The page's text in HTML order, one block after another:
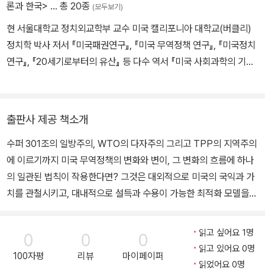
론과 한국> … 총 20종 (모두보기)
현 서울대학교 정치외교학부 교수 미국 캘리포니아 대학교(버클리)
정치학 박사 저서 『미국패권연구』, 『미국 무역정책 연구』, 『미국정치
연구』, 『20세기로부터의 유산』 등 다수 역서 『미국 사회과학의 기
출판사 제공 책소개
수퍼 301조의 일방주의, WTO의 다자주의 그리고 TPP의 지역주의
에 이르기까지 미국 무역정책의 변화와 변이, 그 변화의 흐름에 하나
의 일관된 법칙이 작용한다면? 그것은 대외적으로 미국의 국익과 가
치를 관철시키고, 대내적으로 설득과 수용이 가능한 최적화 모델을
결되고 세계무역기구(WTO)가 출범하면서 세계 무역은 자유주의 질
서와 공정하고 투명한 경쟁의 법칙이 전면화되었다. 그러나 이 기념
비적인 국제기구가 탄생한 지 20년, 도하라운드는 미국의 무관심하
0
100자평
0
리뷰
0
마이페이퍼
읽고 싶어요 1명
읽고 있어요 0명
읽었어요 0명